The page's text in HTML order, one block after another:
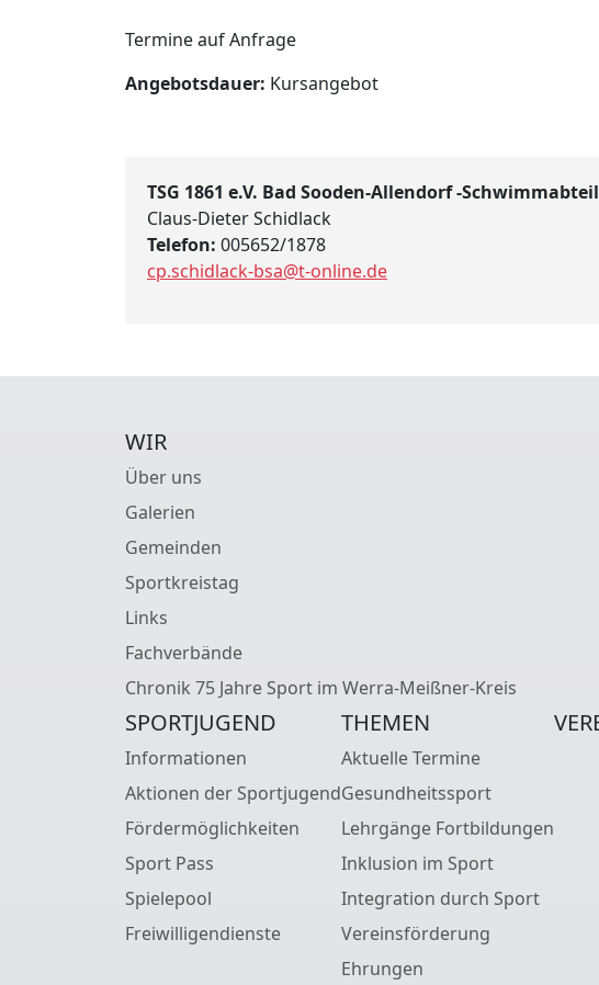
Termine auf Anfrage
Angebotsdauer: Kursangebot
TSG 1861 e.V. Bad Sooden-Allendorf -
Claus-Dieter Schidlack
Telefon: 005652/1878
cp.schidlack-bsa@t-online.de
WIR
Über uns
Galerien
Gemeinden
Sportkreistag
Links
Fachverbände
Chronik 75 Jahre Sport im Werra-Meißner-Kreis
SPORTJUGEND
Informationen
Aktionen der Sportjugend
Fördermöglichkeiten
Sport Pass
Spielepool
Freiwilligendienste
THEMEN
Aktuelle Termine
Gesundheitssport
Lehrgänge Fortbildungen
Inklusion im Sport
Integration durch Sport
Vereinsförderung
Ehrungen